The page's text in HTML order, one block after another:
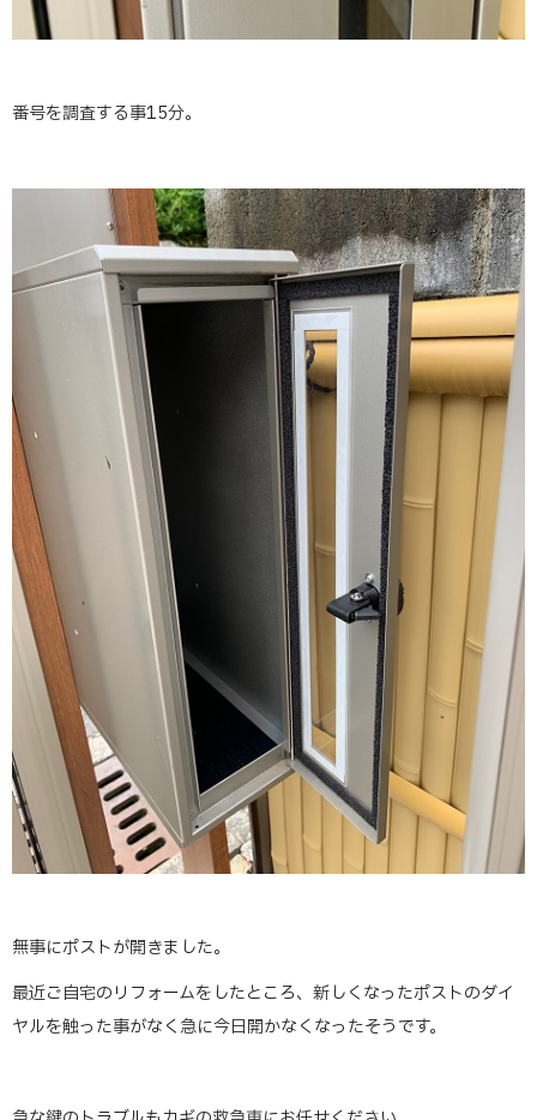
番号を調査する事15分。
無事にポストが開きました。
最近ご自宅のリフォームをしたところ、新しくなったポストのダイ
ヤルを触った事がなく急に今日開かなくなったそうです。